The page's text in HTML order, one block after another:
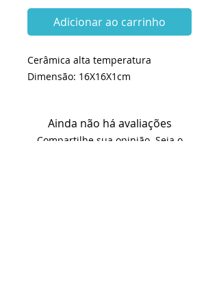
Adicionar ao carrinho
Cerâmica alta temperatura
Dimensão: 16X16X1cm
Ainda não há avaliações
Compartilhe sua opinião. Seja o